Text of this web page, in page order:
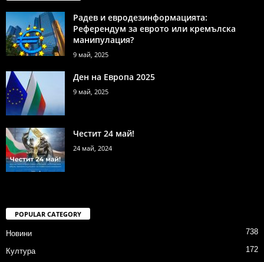
Радев и евродезинформацията:
Референдум за еврото или кремълска
манипулация?
9 май, 2025
Ден на Европа 2025
9 май, 2025
Честит 24 май!
24 май, 2024
POPULAR CATEGORY
Новини 738
Култура 172